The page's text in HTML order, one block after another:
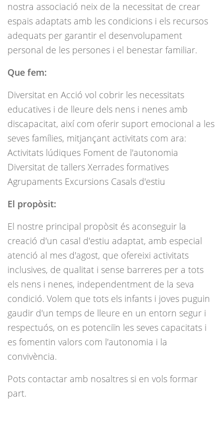
nostra associació neix de la necessitat de crear
espais adaptats amb les condicions i els recursos
adequats per garantir el desenvolupament
personal de les persones i el benestar familiar.
Que fem:
Diversitat en Acció vol cobrir les necessitats
educatives i de lleure dels nens i nenes amb
discapacitat, així com oferir suport emocional a les
seves famílies, mitjançant activitats com ara:
Activitats lúdiques Foment de l'autonomia
Diversitat de tallers Xerrades formatives
Agrupaments Excursions Casals d'estiu
El propòsit:
El nostre principal propòsit és aconseguir la
creació d'un casal d'estiu adaptat, amb especial
atenció al mes d'agost, que ofereixi activitats
inclusives, de qualitat i sense barreres per a tots
els nens i nenes, independentment de la seva
condició. Volem que tots els infants i joves puguin
gaudir d'un temps de lleure en un entorn segur i
respectuós, on es potenciïn les seves capacitats i
es fomentin valors com l'autonomia i la
convivència.
Pots contactar amb nosaltres si en vols formar
part.